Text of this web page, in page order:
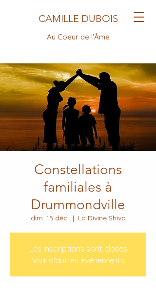
CAMILLE DUBOIS
Au Coeur de l'Âme
Constellations
familiales à
Drummondville
dim. 15 déc.
  |
La Divine Shiva
Les inscriptions sont closes
Voir d'autres événements